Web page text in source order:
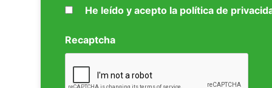
He leído y acepto la política de
Recaptcha